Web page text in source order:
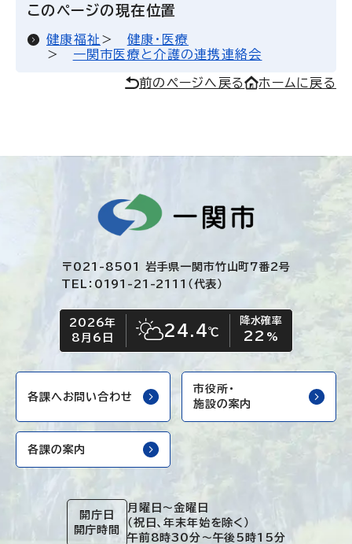
このページの現在位置
健康福祉
健康・医療
一関市医療と介護の連携連絡会
前のページへ戻る ホームに戻る
〒021-8501 岩手県一関市竹山町7番2号
TEL：0191-21-2111（代表）
今日の日付
2026年
8月6日
今日の天気
晴れ時々くもり
24.4℃
降水確率
22 %
各課へお問い合わせ
市役所・
施設の案内
各課の案内
開庁日
開庁時間
月曜日～金曜日
（祝日、年末年始を除く）
午前8時30分～午後5時15分